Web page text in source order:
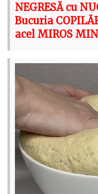
NEGRESĂ cu
Bucuria
acel MIROS